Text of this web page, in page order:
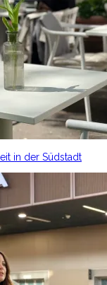
in der Südstadt